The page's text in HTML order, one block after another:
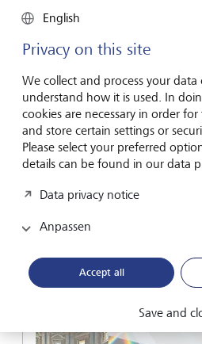
Wir informieren und
Lesen Sie fundierte Analysen
und entdecken Sie
Vermögenskultur.
Publikationen
English
Privacy on this site
We collect and process your
understand how it is used. In
cookies are necessary in order
and store certain settings or
Please select your preferred
details can be found in our data
Data privacy notice
Anpassen
Accept all
Save and